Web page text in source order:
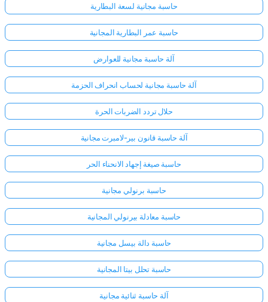
حاسبة مجانية لسعة البطارية
حاسبة عمر البطارية المجانية
آلة حاسبة مجانية للعوارض
آلة حاسبة مجانية لحساب انحراف الحزمة
حلال تردد الضربات الحرة
آلة حاسبة قانون بير-لامبرت مجانية
حاسبة صيغة إجهاد الانحناء الحر
حاسبة برنولي مجانية
حاسبة معادلة بيرنولي المجانية
حاسبة دالة بيسل مجانية
حاسبة تحلل بيتا المجانية
آلة حاسبة ثنائية مجانية